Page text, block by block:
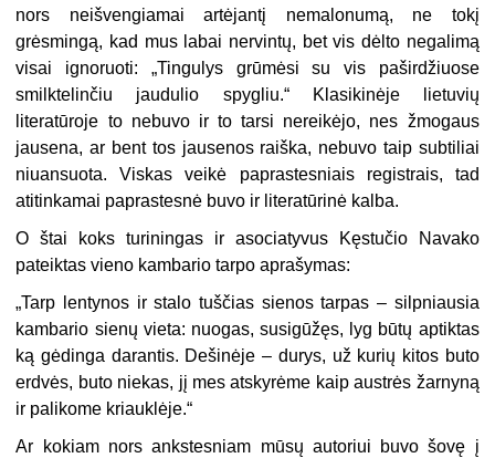
nors neišvengiamai artėjantį nemalonumą, ne tokį
grėsmingą, kad mus labai nervintų, bet vis dėlto negalimą
visai ignoruoti: „Tingulys grūmėsi su vis paširdžiuose
smilktelinčiu jaudulio spygliu.“ Klasikinėje lietuvių
literatūroje to nebuvo ir to tarsi nereikėjo, nes žmogaus
jausena, ar bent tos jausenos raiška, nebuvo taip subtiliai
niuansuota. Viskas veikė paprastesniais registrais, tad
atitinkamai paprastesnė buvo ir literatūrinė kalba.
O štai koks turiningas ir asociatyvus Kęstučio Navako
pateiktas vieno kambario tarpo aprašymas:
„Tarp lentynos ir stalo tuščias sienos tarpas – silpniausia
kambario sienų vieta: nuogas, susigūžęs, lyg būtų aptiktas
ką gėdinga darantis. Dešinėje – durys, už kurių kitos buto
erdvės, buto niekas, jį mes atskyrėme kaip austrės žarnyną
ir palikome kriauklėje.“
Ar kokiam nors ankstesniam mūsų autoriui buvo šovę į